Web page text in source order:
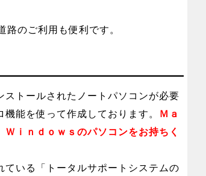
路のご利用も便利です。
トールされたノートパソコンが必要
能を使って作成しております。
Ｍａ
ｉｎｄｏｗｓのパソコンをお持ちく
いる「トータルサポートシステムの